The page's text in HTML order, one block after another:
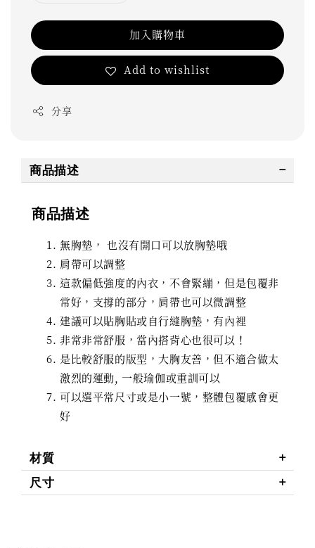
加入購物車
Add to wishlist
分享
商品描述
商品描述
無胸墊， 也沒有開口可以放胸墊哦
肩帶可以調整
這款偏低強度的內衣，不會緊繃，但是包覆非
常好，支撐的部分，肩帶也可以微調整
建議可以貼胸貼或自行縫胸墊，有內裡
非常非常舒服，當內搭背心也很可以！
是比較舒服的版型，大胸友善，但不適合做太
激烈的運動, 一般瑜伽或重訓可以
可以選平常尺寸或是小一號，整體包覆感會更
好
材質
尺寸